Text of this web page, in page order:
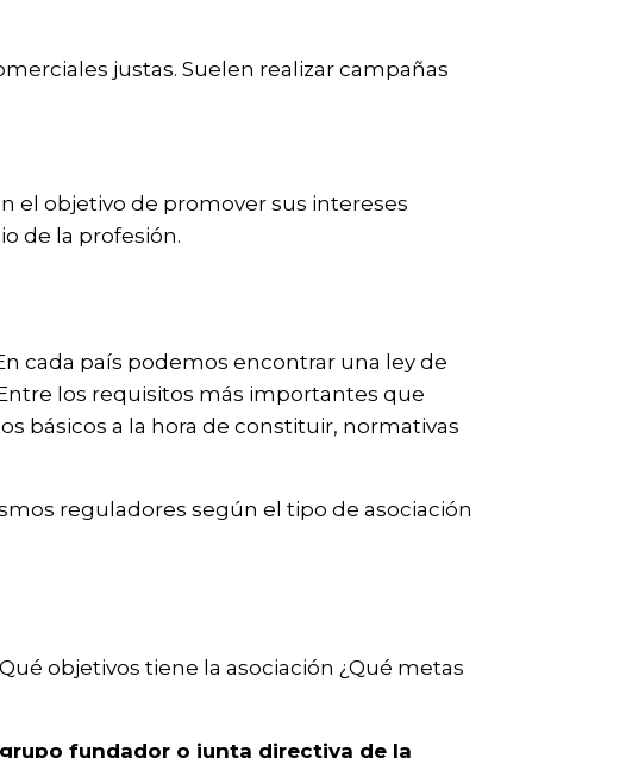
justas. Suelen realizar campañas
el objetivo de promover sus intereses
de la profesión.
cada país podemos encontrar una ley de
los requisitos más importantes que
básicos a la hora de constituir, normativas
reguladores según el tipo de asociación
objetivos tiene la asociación ¿Qué metas
fundador o junta directiva de la